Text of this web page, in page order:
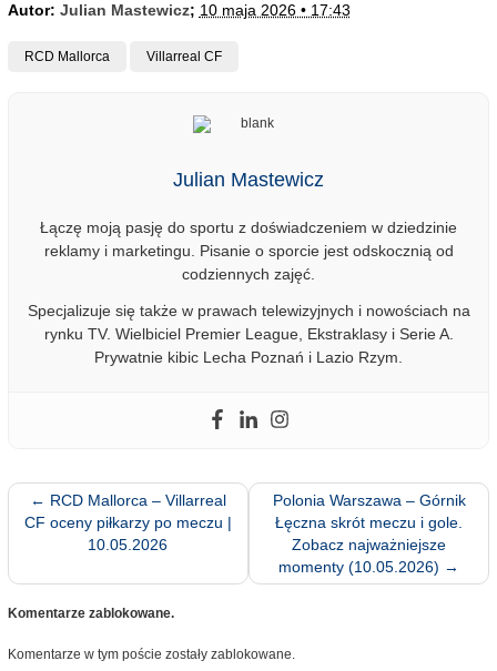
Autor: Julian Mastewicz; 10 maja 2026 • 17:43
RCD Mallorca Villarreal CF
Julian Mastewicz
Łączę moją pasję do sportu z doświadczeniem w dziedzinie
reklamy i marketingu. Pisanie o sporcie jest odskocznią od
codziennych zajęć.
Specjalizuje się także w prawach telewizyjnych i nowościach na
rynku TV. Wielbiciel Premier League, Ekstraklasy i Serie A.
Prywatnie kibic Lecha Poznań i Lazio Rzym.
← RCD Mallorca – Villarreal
CF oceny piłkarzy po meczu |
10.05.2026
Polonia Warszawa – Górnik
Łęczna skrót meczu i gole.
Zobacz najważniejsze
momenty (10.05.2026) →
Komentarze zablokowane.
Komentarze w tym poście zostały zablokowane.